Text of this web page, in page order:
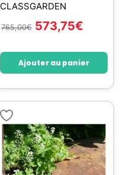
CLASSGARDEN
765,00€ 573,75€
Ajouter au panier